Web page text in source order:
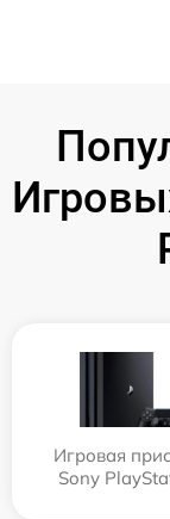
Игровая
Sony